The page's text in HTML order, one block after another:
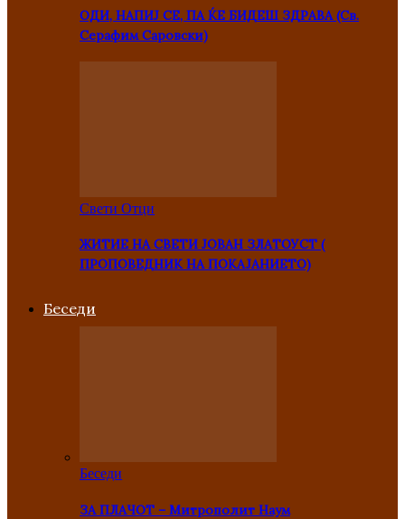
ОДИ, НАПИЈ СЕ, ПА ЌЕ БИДЕШ ЗДРАВА (Св.
Серафим Саровски)
Свети Отци
ЖИТИЕ НА СВЕТИ ЈОВАН ЗЛАТОУСТ (
ПРОПОВЕДНИК НА ПОКАЈАНИЕТО)
Беседи
Беседи
ЗА ПЛАЧОТ – Митрополит Наум